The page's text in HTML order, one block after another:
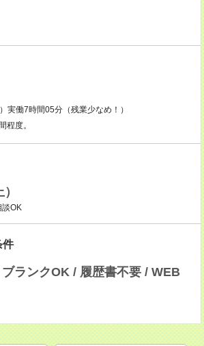
実働7時間05分（残業少なめ！）
程度。
OK
件
ランクOK / 履歴書不要 / WEB